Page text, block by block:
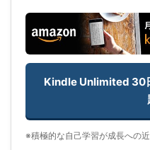
Kindle Unlimited 30
※積極的な自己学習が成長への